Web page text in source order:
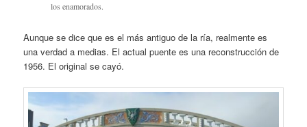
los enamorados.
Aunque se dice que es el más antiguo de la ría, realmente es
una verdad a medias. El actual puente es una reconstrucción de
1956. El original se cayó.